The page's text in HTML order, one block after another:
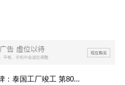
：泰国工厂竣工 第80...